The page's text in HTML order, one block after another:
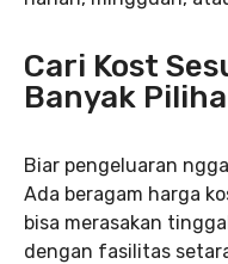
Cari Kost
Banyak
Biar pengeluaran
Ada beragam harga
bisa merasakan
dengan fasilitas